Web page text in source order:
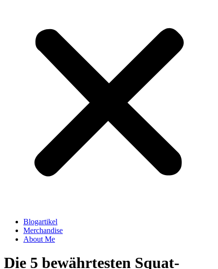
Blogartikel
Merchandise
About Me
Die 5 bewährtesten Squat-